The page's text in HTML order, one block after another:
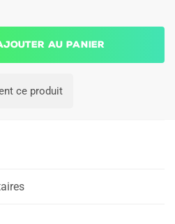
au panier
ce produit